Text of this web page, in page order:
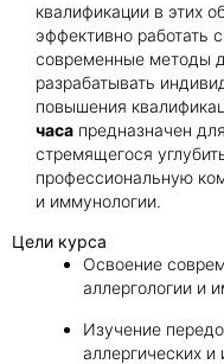
квалификации в этих
эффективно работать
современные методы
разрабатывать
повышения
часа предназначен
стремящегося
профессиональную
и иммунологии.
Цели курса
Освоение
аллергологии и
Изучение
аллергических и
Даю согласие
данныхиe-mail